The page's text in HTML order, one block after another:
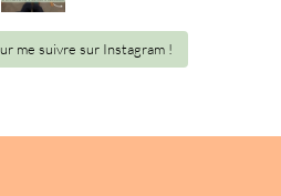
me suivre sur Instagram !